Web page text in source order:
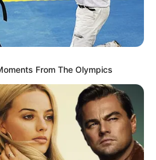
From The Olympics